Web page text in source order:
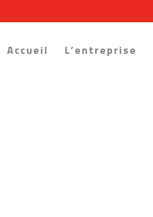
Accueil L’entreprise